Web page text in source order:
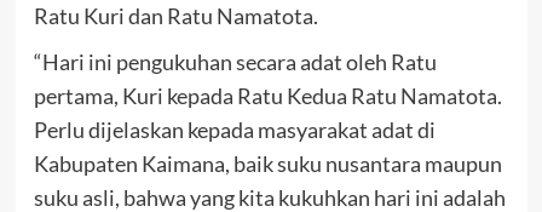
Ratu Kuri dan Ratu Namatota.
“Hari ini pengukuhan secara adat oleh Ratu
pertama, Kuri kepada Ratu Kedua Ratu Namatota.
Perlu dijelaskan kepada masyarakat adat di
Kabupaten Kaimana, baik suku nusantara maupun
suku asli, bahwa yang kita kukuhkan hari ini adalah